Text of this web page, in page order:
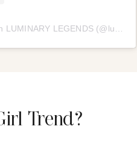
Trend?